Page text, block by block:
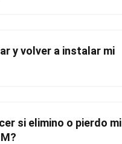
y volver a instalar mi
si elimino o pierdo mi